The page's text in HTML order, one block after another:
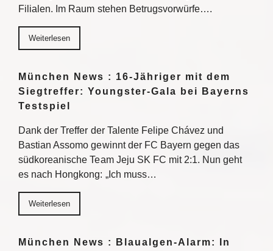
Filialen. Im Raum stehen Betrugsvorwürfe….
Weiterlesen
München News : 16-Jähriger mit dem
Siegtreffer: Youngster-Gala bei Bayerns
Testspiel
Dank der Treffer der Talente Felipe Chávez und
Bastian Assomo gewinnt der FC Bayern gegen das
südkoreanische Team Jeju SK FC mit 2:1. Nun geht
es nach Hongkong: „Ich muss…
Weiterlesen
München News : Blaualgen-Alarm: In